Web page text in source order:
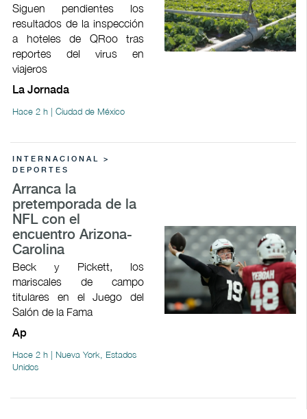
Siguen pendientes los
resultados de la inspección
a hoteles de QRoo tras
reportes del virus en
viajeros
La Jornada
Hace 2 h | Ciudad de México
INTERNACIONAL >
DEPORTES
Arranca la
pretemporada de la
NFL con el
encuentro Arizona-
Carolina
Beck y Pickett, los
mariscales de campo
titulares en el Juego del
Salón de la Fama
Ap
Hace 2 h | Nueva York, Estados
Unidos